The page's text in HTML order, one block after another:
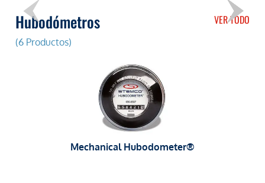
Hubodómetros
(6 Productos)
VER TODO
Mechanical Hubodometer®